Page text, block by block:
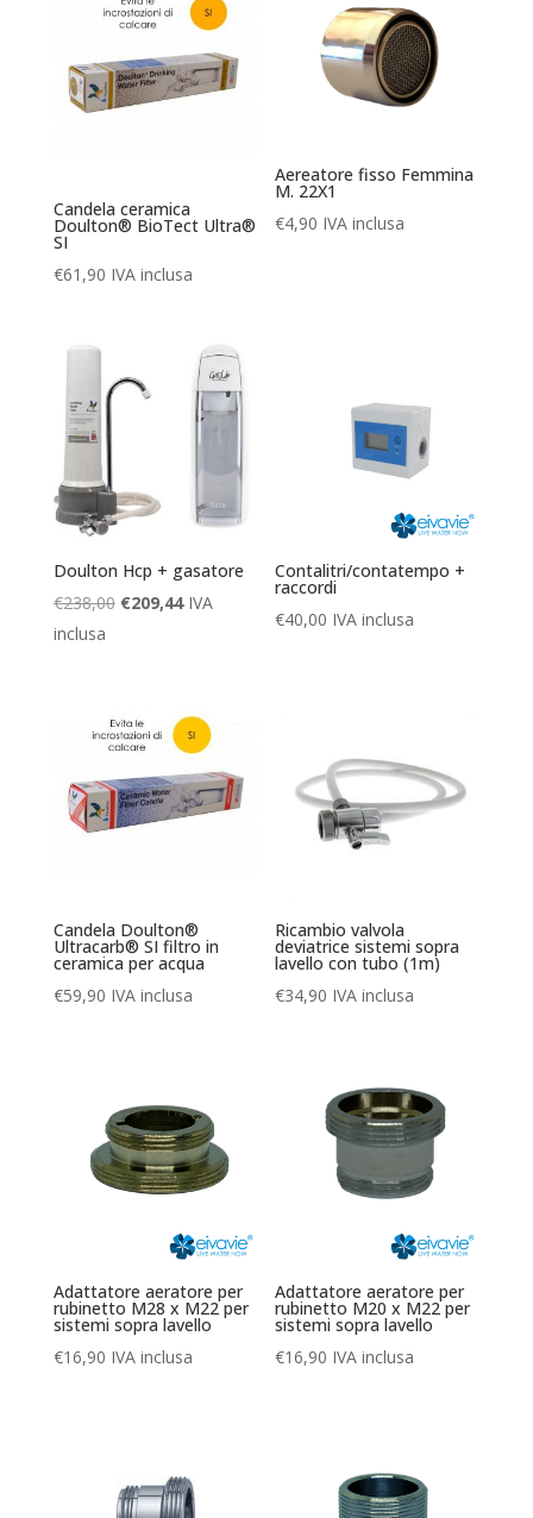
Candela ceramica
Doulton® BioTect Ultra®
SI
€61,90 IVA inclusa
Aereatore fisso Femmina
M. 22X1
€4,90 IVA inclusa
Doulton Hcp + gasatore
€238,00 Il
€238,00.
€209,44Il
€209,44.
IVA
inclusa
Contalitri/contatempo +
raccordi
€40,00 IVA inclusa
Candela Doulton®
Ultracarb® SI filtro in
ceramica per acqua
€59,90 IVA inclusa
Ricambio valvola
deviatrice sistemi sopra
lavello con tubo (1m)
€34,90 IVA inclusa
Adattatore aeratore per
rubinetto M28 x M22 per
sistemi sopra lavello
€16,90 IVA inclusa
Adattatore aeratore per
rubinetto M20 x M22 per
sistemi sopra lavello
€16,90 IVA inclusa